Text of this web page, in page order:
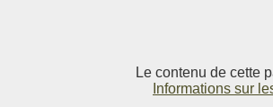
Le contenu de cette
Informations sur